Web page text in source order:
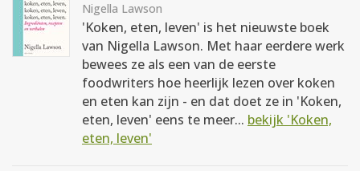
KOOKBOEKEN
Nigella Lawson
'Koken, eten, leven' is het nieuwste boek
van Nigella Lawson. Met haar eerdere werk
bewees ze als een van de eerste
foodwriters hoe heerlijk lezen over koken
en eten kan zijn - en dat doet ze in 'Koken,
eten, leven' eens te meer... bekijk 'Koken,
eten, leven'